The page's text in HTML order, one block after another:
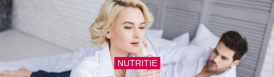
NUTRITIE